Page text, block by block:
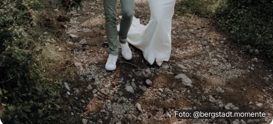
Foto: @bergstadt.momente